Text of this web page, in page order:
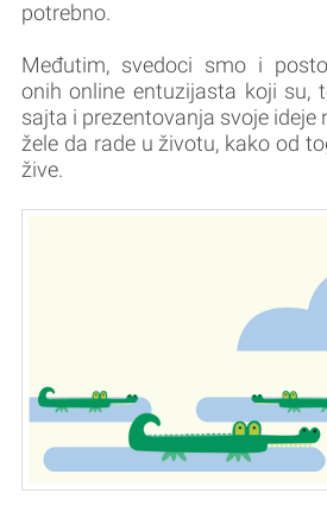
potrebno.
Međutim, svedoci smo i
onih online entuzijasta koji su,
sajta i prezentovanja svoje ideje
žele da rade u životu, kako od
žive.